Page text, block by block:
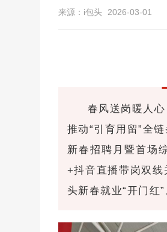
来源：i包头 2026-03-01
春风送岗暖人
推动“引育用留”全
新春招聘月暨首场
+抖音直播带岗双
头新春就业“开门红”